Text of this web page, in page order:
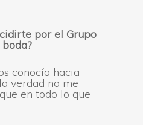
por el Grupo
conocía hacia
verdad no me
en todo lo que